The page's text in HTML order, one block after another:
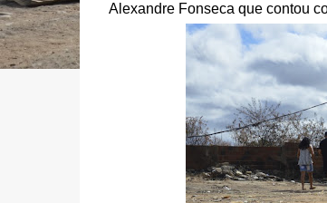
Alexandre Fonseca que contou